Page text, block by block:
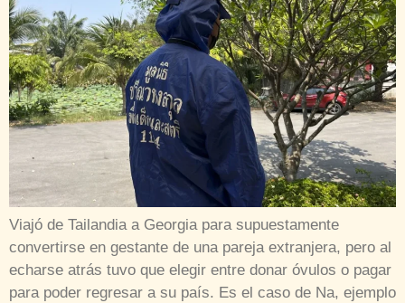
Viajó de Tailandia a Georgia para supuestamente
convertirse en gestante de una pareja extranjera, pero al
echarse atrás tuvo que elegir entre donar óvulos o pagar
para poder regresar a su país. Es el caso de Na, ejemplo